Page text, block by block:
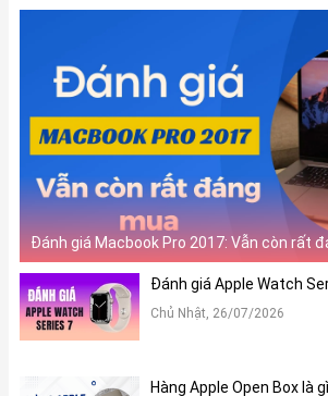
Đánh giá Macbook Pro 2017: Vẫn còn rất
Đánh giá Apple Watch
Chủ Nhật, 26/07/2026
Hàng Apple Open Box là